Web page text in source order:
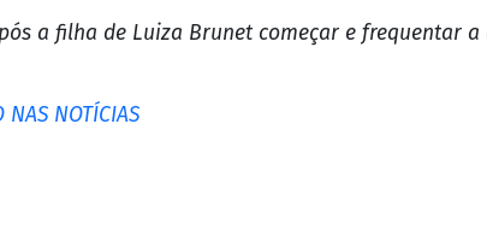
a filha de Luiza Brunet começar e frequentar
NAS NOTÍCIAS